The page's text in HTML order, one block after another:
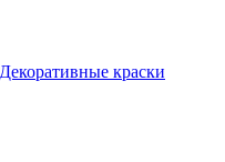
Декоративные краски